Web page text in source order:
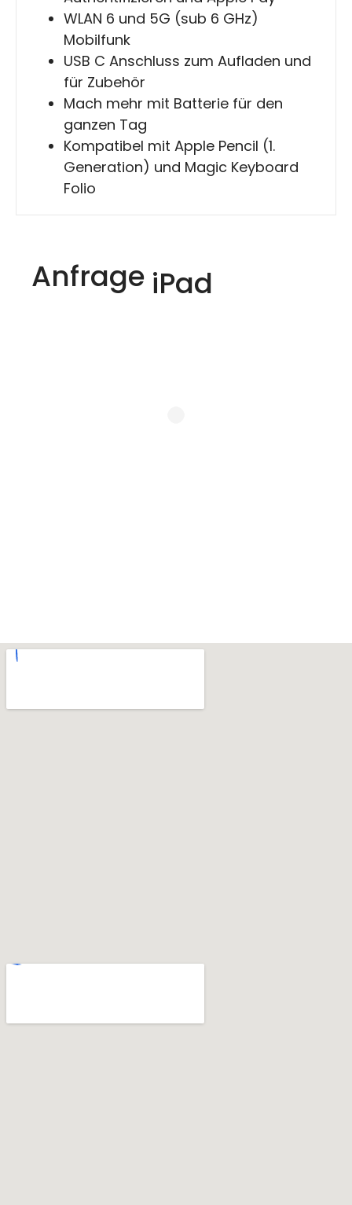
WLAN 6 und 5G (sub 6 GHz)
Mobilfunk
USB C Anschluss zum Aufladen und
für Zubehör
Mach mehr mit Batterie für den
ganzen Tag
Kompatibel mit Apple Pencil (1.
Generation) und Magic Keyboard
Folio
Anfrage iPad